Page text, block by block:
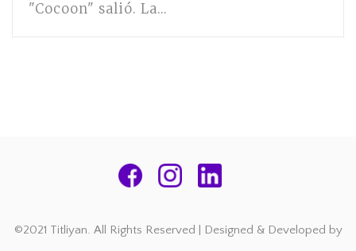
"Cocoon" salió. La...
©2021 Titliyan. All Rights Reserved | Designed & Developed by